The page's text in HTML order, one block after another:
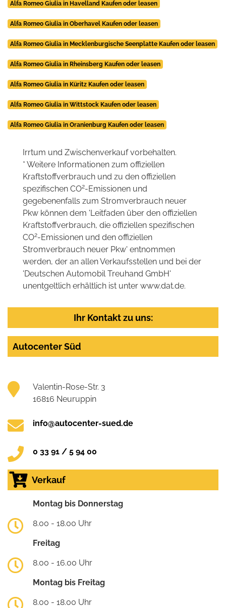
Alfa Romeo Giulia in Havelland Kaufen oder leasen
Alfa Romeo Giulia in Oberhavel Kaufen oder leasen
Alfa Romeo Giulia in Mecklenburgische Seenplatte Kaufen oder leasen
Alfa Romeo Giulia in Rheinsberg Kaufen oder leasen
Alfa Romeo Giulia in Küritz Kaufen oder leasen
Alfa Romeo Giulia in Wittstock Kaufen oder leasen
Alfa Romeo Giulia in Oranienburg Kaufen oder leasen
Irrtum und Zwischenverkauf vorbehalten.
* Weitere Informationen zum offiziellen
Kraftstoffverbrauch und zu den offiziellen
spezifischen CO2-Emissionen und
gegebenenfalls zum Stromverbrauch neuer
Pkw können dem 'Leitfaden über den offiziellen
Kraftstoffverbrauch, die offiziellen spezifischen
CO2-Emissionen und den offiziellen
Stromverbrauch neuer Pkw' entnommen
werden, der an allen Verkaufsstellen und bei der
'Deutschen Automobil Treuhand GmbH'
unentgeltlich erhältlich ist unter www.dat.de.
Ihr Kontakt zu uns:
Autocenter Süd
Valentin-Rose-Str. 3
16816 Neuruppin
info@autocenter-sued.de
0 33 91 / 5 94 00
Verkauf
Montag bis Donnerstag
8.00 - 18.00 Uhr
Freitag
8.00 - 16.00 Uhr
Montag bis Freitag
8.00 - 18.00 Uhr